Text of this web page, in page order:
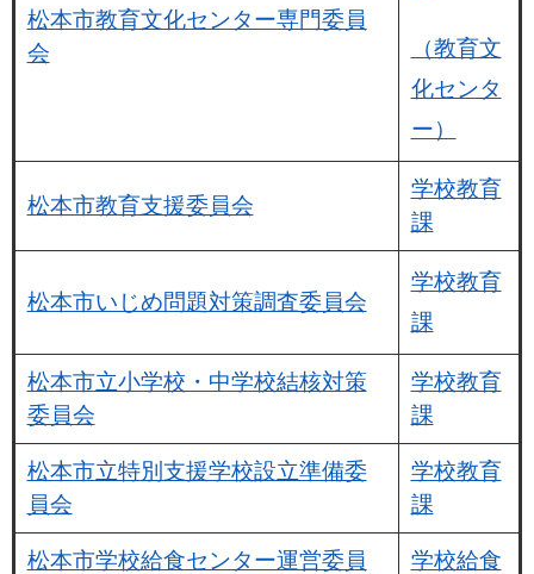
松本市教育文化センター専門委員
会
（教育文
化センタ
ー）
松本市教育支援委員会
学校教育
課
松本市いじめ問題対策調査委員会
学校教育
課
松本市立小学校・中学校結核対策
委員会
学校教育
課
松本市立特別支援学校設立準備委
員会
学校教育
課
松本市学校給食センター運営委員
学校給食